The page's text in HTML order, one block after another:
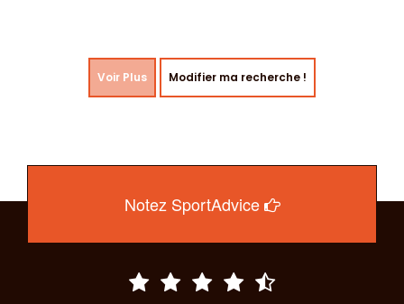
Voir Plus Modifier ma recherche !
Notez SportAdvice